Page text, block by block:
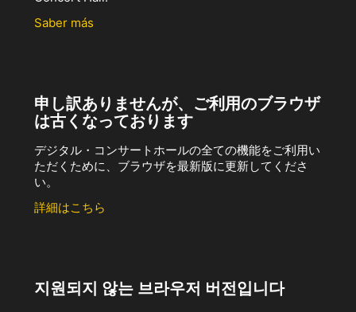
Saber más
申し訳ありませんが、ご利用のブラウザ
は古くなっております
デジタル・コンサートホールの全ての機能をご利用い
ただくために、ブラウザを最新版に更新してくださ
い。
詳細はこちら
지원되지 않는 브라우저 버전입니다